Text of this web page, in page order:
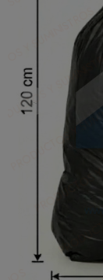
CAFETERÍA
SEGURIDAD
TECNOLOGÍA
MOBILIARIO
EMBALAJE
BOTIQUÍN
MI CUENTA